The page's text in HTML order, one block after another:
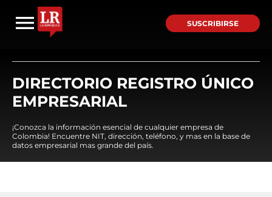
SUSCRIBIRSE
DIRECTORIO REGISTRO ÚNICO
EMPRESARIAL
¡Conozca la información esencial de cualquier empresa de
Colombia! Encuentre NIT, dirección, teléfono, y mas en la base de
datos empresarial mas grande del país.